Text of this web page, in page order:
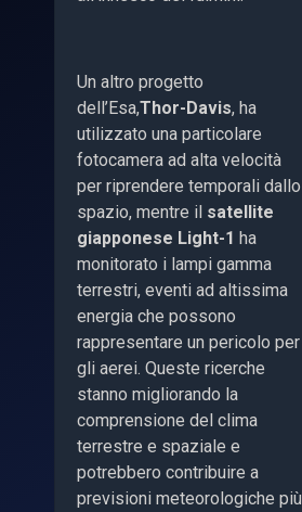
Un altro progetto
dell’Esa,Thor-Davis, ha
utilizzato una particolare
fotocamera ad alta velocità
per riprendere temporali dallo
spazio, mentre il satellite
giapponese Light-1 ha
monitorato i lampi gamma
terrestri, eventi ad altissima
energia che possono
rappresentare un pericolo per
gli aerei. Queste ricerche
stanno migliorando la
comprensione del clima
terrestre e spaziale e
potrebbero contribuire a
previsioni meteorologiche più